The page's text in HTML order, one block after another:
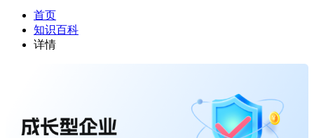
首页
知识百科
详情